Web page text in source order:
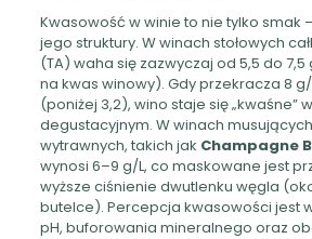
Kwasowość w winie to nie tylko smak
jego struktury. W winach stołowych
(TA) waha się zazwyczaj od 5,5 do
na kwas winowy). Gdy przekracza 8 g/
(poniżej 3,2), wino staje się „kwaśne”
degustacyjnym. W winach
wytrawnych, takich jak Champagne
wynosi 6–9 g/L, co maskowane jest
wyższe ciśnienie dwutlenku węgla
butelce). Percepcja kwasowości jest
pH, buforowania mineralnego oraz